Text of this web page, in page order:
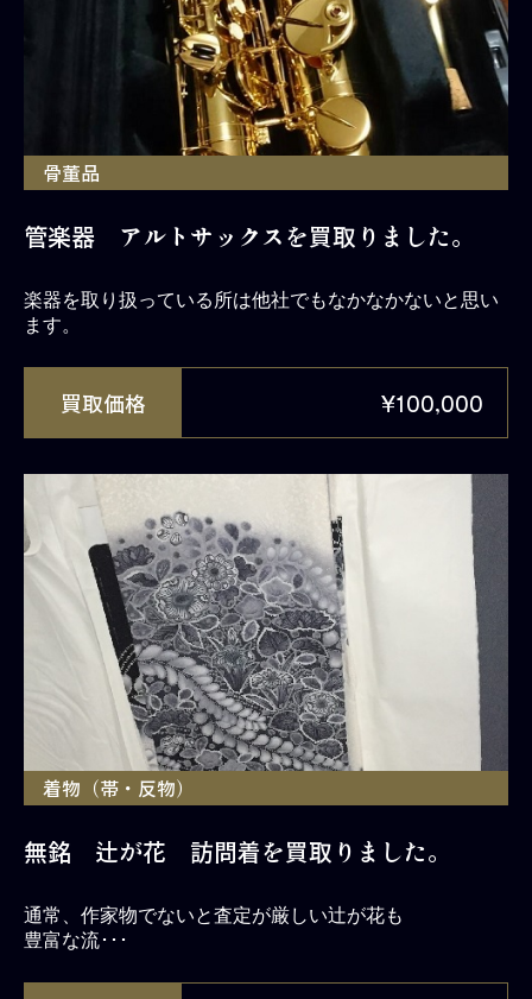
骨董品
管楽器 アルトサックスを買取りました。
楽器を取り扱っている所は他社でもなかなかないと思い
ます。
買取価格 ¥100,000
着物（帯・反物）
無銘 辻が花 訪問着を買取りました。
通常、作家物でないと査定が厳しい辻が花も
豊富な流･･･